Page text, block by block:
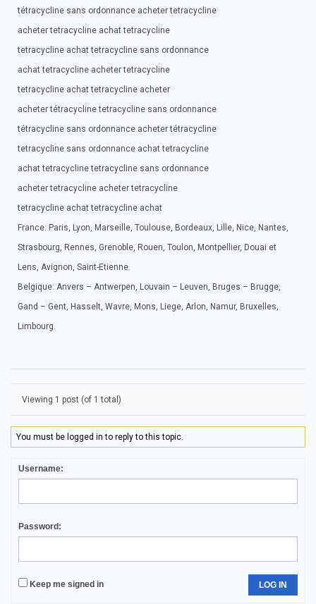
tétracycline sans ordonnance acheter tetracycline
acheter tetracycline achat tetracycline
tetracycline achat tetracycline sans ordonnance
achat tetracycline acheter tetracycline
tetracycline achat tetracycline acheter
acheter tétracycline tetracycline sans ordonnance
tétracycline sans ordonnance acheter tétracycline
tetracycline sans ordonnance achat tetracycline
achat tetracycline tetracycline sans ordonnance
acheter tetracycline acheter tetracycline
tetracycline achat tetracycline achat
France: Paris, Lyon, Marseille, Toulouse, Bordeaux, Lille, Nice, Nantes,
Strasbourg, Rennes, Grenoble, Rouen, Toulon, Montpellier, Douai et
Lens, Avignon, Saint-Etienne.
Belgique: Anvers – Antwerpen, Louvain – Leuven, Bruges – Brugge,
Gand – Gent, Hasselt, Wavre, Mons, Liege, Arlon, Namur, Bruxelles,
Limbourg.
Viewing 1 post (of 1 total)
You must be logged in to reply to this topic.
Username:
Password:
Keep me signed in LOG IN